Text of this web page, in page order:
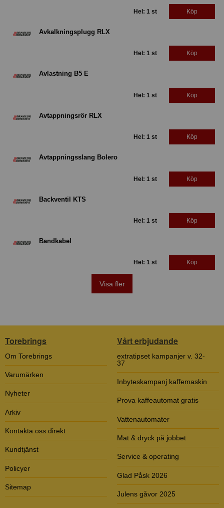
Hel: 1 st Köp
Avkalkningsplugg RLX
Hel: 1 st Köp
Avlastning B5 E
Hel: 1 st Köp
Avtappningsrör RLX
Hel: 1 st Köp
Avtappningsslang Bolero
Hel: 1 st Köp
Backventil KTS
Hel: 1 st Köp
Bandkabel
Hel: 1 st Köp
Visa fler
Torebrings
Om Torebrings
Varumärken
Nyheter
Arkiv
Kontakta oss direkt
Kundtjänst
Policyer
Sitemap
Vårt erbjudande
extratipset kampanjer v. 32-
37
Inbyteskampanj kaffemaskin
Prova kaffeautomat gratis
Vattenautomater
Mat & dryck på jobbet
Service & operating
Glad Påsk 2026
Julens gåvor 2025